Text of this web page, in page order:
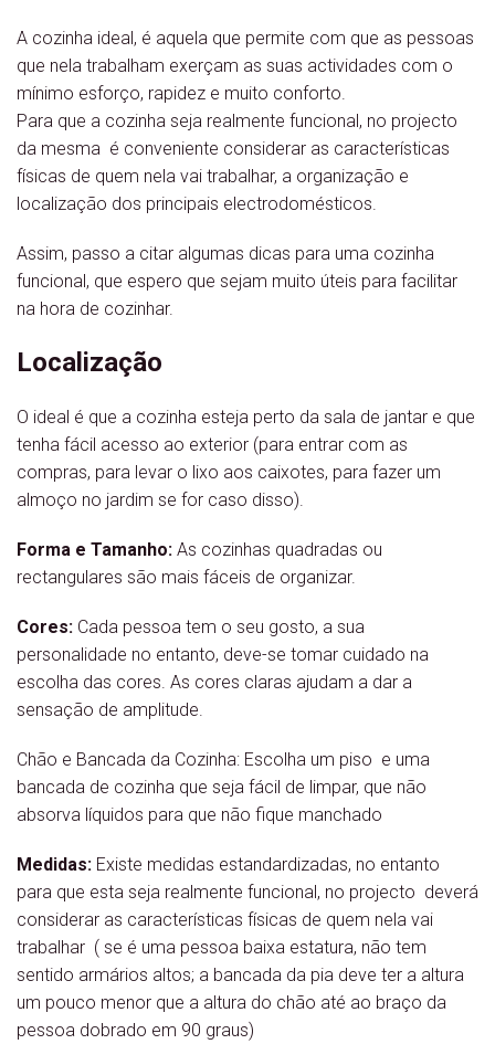
A cozinha ideal, é aquela que permite com que as pessoas
que nela trabalham exerçam as suas actividades com o
mínimo esforço, rapidez e muito conforto.
Para que a cozinha seja realmente funcional, no projecto
da mesma é conveniente considerar as características
físicas de quem nela vai trabalhar, a organização e
localização dos principais electrodomésticos.
Assim, passo a citar algumas dicas para uma cozinha
funcional, que espero que sejam muito úteis para facilitar
na hora de cozinhar.
Localização
O ideal é que a cozinha esteja perto da sala de jantar e que
tenha fácil acesso ao exterior (para entrar com as
compras, para levar o lixo aos caixotes, para fazer um
almoço no jardim se for caso disso).
Forma e Tamanho: As cozinhas quadradas ou
rectangulares são mais fáceis de organizar.
Cores: Cada pessoa tem o seu gosto, a sua
personalidade no entanto, deve-se tomar cuidado na
escolha das cores. As cores claras ajudam a dar a
sensação de amplitude.
Chão e Bancada da Cozinha: Escolha um piso e uma
bancada de cozinha que seja fácil de limpar, que não
absorva líquidos para que não fique manchado
Medidas: Existe medidas estandardizadas, no entanto
para que esta seja realmente funcional, no projecto deverá
considerar as características físicas de quem nela vai
trabalhar ( se é uma pessoa baixa estatura, não tem
sentido armários altos; a bancada da pia deve ter a altura
um pouco menor que a altura do chão até ao braço da
pessoa dobrado em 90 graus)